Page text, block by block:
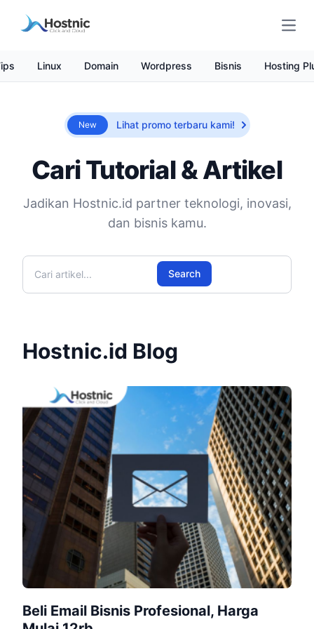
Linux Domain Wordpress Bisnis Hosting
New Lihat promo terbaru kami!
Cari Tutorial & Artikel
Jadikan Hostnic.id partner teknologi, inovasi,
dan bisnis kamu.
Cari artikel
Search
Hostnic.id Blog
Beli Email Bisnis Profesional, Harga